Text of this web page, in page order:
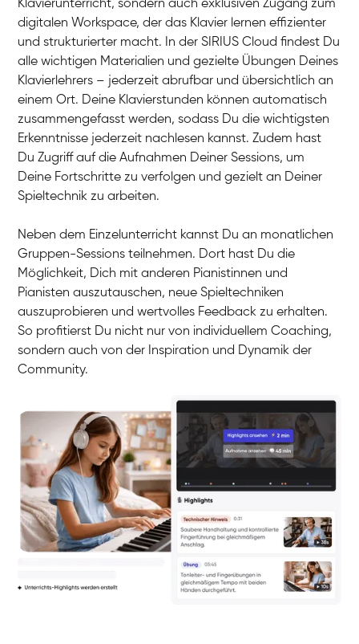
Klavier / Piano / Flügel
Klavier / Piano / Flügel
Hannes
Klavier / Piano / Flügel
Klavier / Piano / Flügel
Yuna
Klavier / Piano / Flügel
Camilla
Klavier / Piano / Flügel
Negin
Klavier / Piano / Flügel
Katarzyna
Klavier / Piano / Flügel
Klavierunterricht, sondern auch exklusiven Zugang zum
digitalen Workspace, der das Klavier lernen effizienter
und strukturierter macht. In der SIRIUS Cloud findest Du
alle wichtigen Materialien und gezielte Übungen Deines
Klavierlehrers – jederzeit abrufbar und übersichtlich an
einem Ort. Deine Klavierstunden können automatisch
zusammengefasst werden, sodass Du die wichtigsten
Erkenntnisse jederzeit nachlesen kannst. Zudem hast
Du Zugriff auf die Aufnahmen Deiner Sessions, um
Deine Fortschritte zu verfolgen und gezielt an Deiner
Spieltechnik zu arbeiten.
Neben dem Einzelunterricht kannst Du an monatlichen
Gruppen-Sessions teilnehmen. Dort hast Du die
Möglichkeit, Dich mit anderen Pianistinnen und
Pianisten auszutauschen, neue Spieltechniken
auszuprobieren und wertvolles Feedback zu erhalten.
So profitierst Du nicht nur von individuellem Coaching,
sondern auch von der Inspiration und Dynamik der
Community.